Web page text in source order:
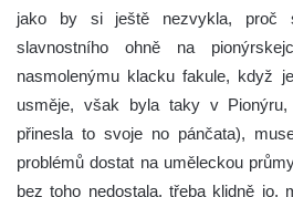
jako by si ještě nezvykla, proč
slavnostního ohně na
nasmolenýmu klacku fakule, když
usměje, však byla taky v
přinesla to svoje no pánčata),
problémů dostat na uměleckou
bez toho nedostala, třeba klidně jo,